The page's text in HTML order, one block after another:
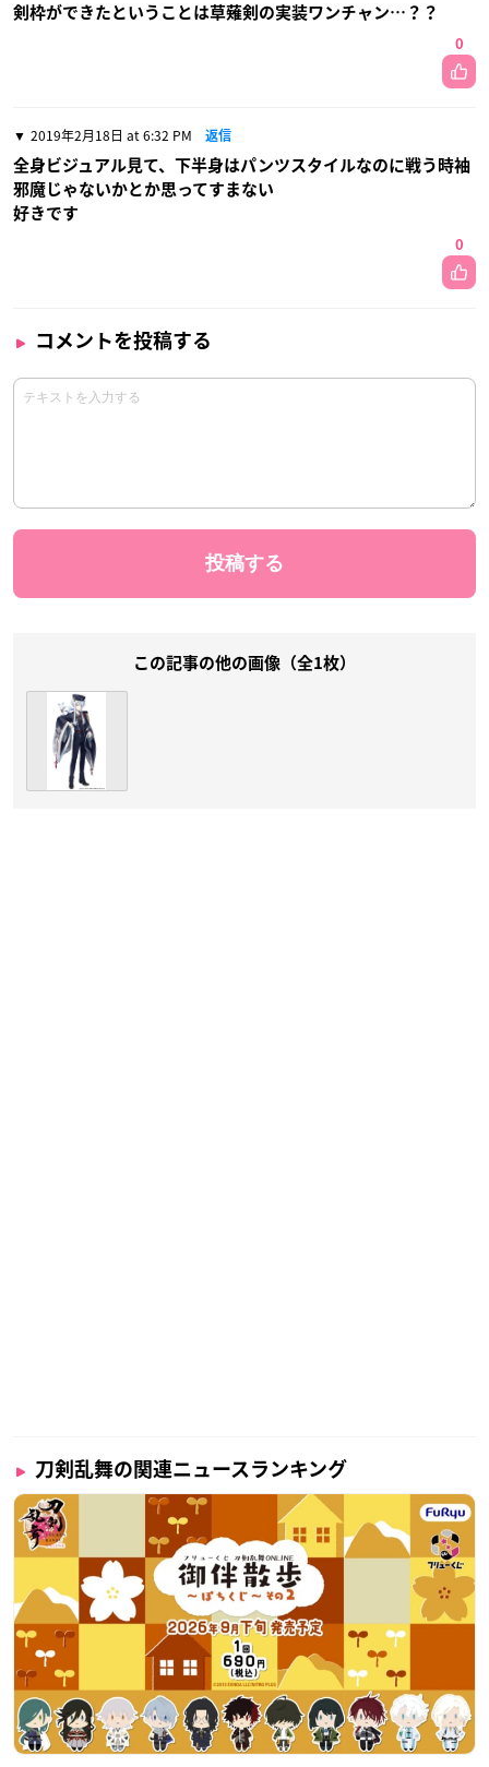
剣枠ができたということは草薙剣の実装ワンチャン…？？
0
2019年2月18日 at 6:32 PM 返信
全身ビジュアル見て、下半身はパンツスタイルなのに戦う時袖
邪魔じゃないかとか思ってすまない
好きです
0
コメントを投稿する
この記事の他の画像（全1枚）
刀剣乱舞の関連ニュースランキング